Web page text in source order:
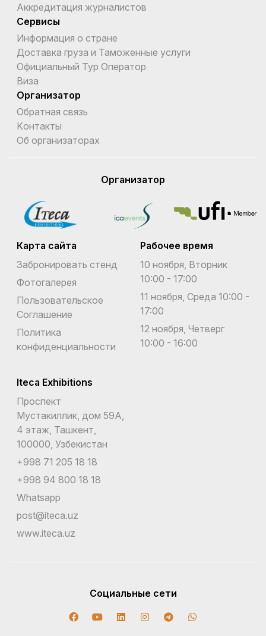
Аккредитация журналистов
Сервисы
Информация о стране
Доставка груза и Таможенные услуги
Официальный Тур Оператор
Виза
Организатор
Обратная связь
Kонтакты
Об организаторах
Организатор
Карта сайта
Забронировать стенд
Фотогалерея
Пользовательское
Соглашение
Политика
конфиденциальности
Рабочее время
10 ноября, Вторник
10:00 - 17:00
11 ноября, Среда 10:00 -
17:00
12 ноября, Четверг
10:00 - 16:00
Iteca Exhibitions
Проспект
Мустакиллик, дом 59А,
4 этаж, Ташкент,
100000, Узбекистан
+998 71 205 18 18
+998 94 800 18 18
Whatsapp
post@iteca.uz
www.iteca.uz
Социальные сети